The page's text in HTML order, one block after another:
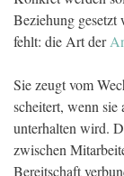
Beziehung gesetzt
fehlt: die Art der
Sie zeugt vom
scheitert, wenn
unterhalten wird.
zwischen
Bereitschaft